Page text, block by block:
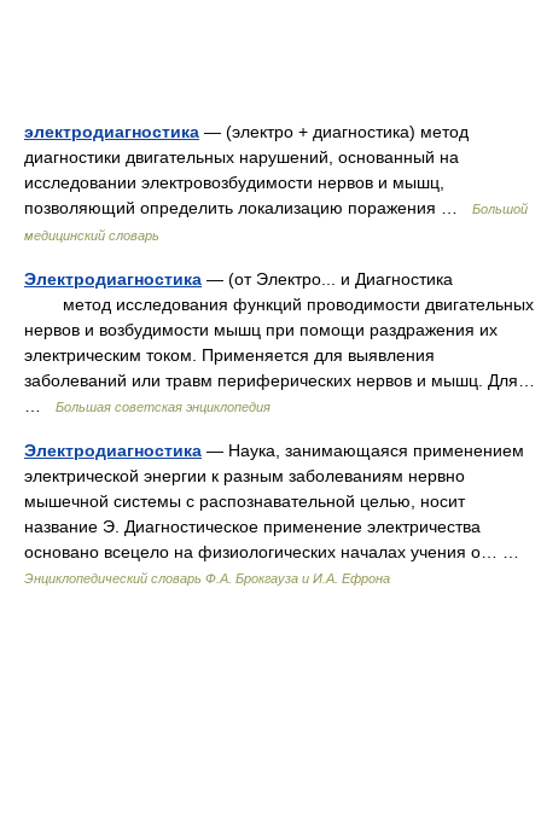
электродиагностика — (электро + диагностика) метод
диагностики двигательных нарушений, основанный на
исследовании электровозбудимости нервов и мышц,
позволяющий определить локализацию поражения …
Большой
медицинский словарь
Электродиагностика — (от Электро... и Диагностика
метод исследования функций проводимости двигательных
нервов и возбудимости мышц при помощи раздражения их
электрическим током. Применяется для выявления
заболеваний или травм периферических нервов и мышц. Для…
Большая советская энциклопедия
Электродиагностика — Наука, занимающаяся применением
электрической энергии к разным заболеваниям нервно
мышечной системы с распознавательной целью, носит
название Э. Диагностическое применение электричества
основано всецело на физиологических началах учения о… …
Энциклопедический словарь Ф.А. Брокгауза и И.А. Ефрона